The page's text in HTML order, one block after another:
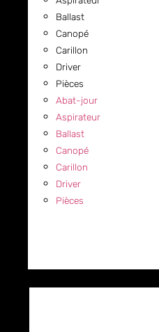
Ballast
Canopé
Carillon
Driver
Pièces
Abat-jour
Aspirateur
Ballast
Canopé
Carillon
Driver
Pièces